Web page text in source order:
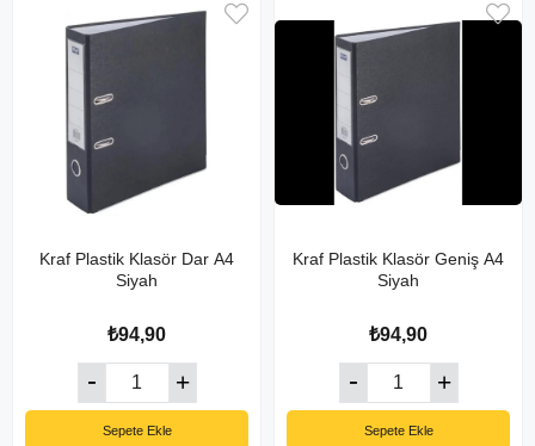
Kraf Plastik Klasör Dar A4
Siyah
₺94,90
Sepete Ekle
Kraf Plastik Klasör Geniş A4
Siyah
₺94,90
Sepete Ekle